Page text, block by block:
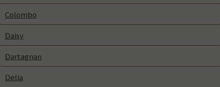
Colombo
Daisy
Dartagnan
Delia